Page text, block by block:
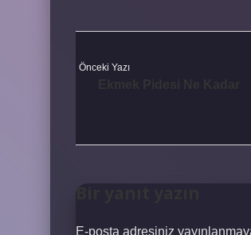
Önceki Yazı
Bir yanıt yazın
E-posta adresiniz